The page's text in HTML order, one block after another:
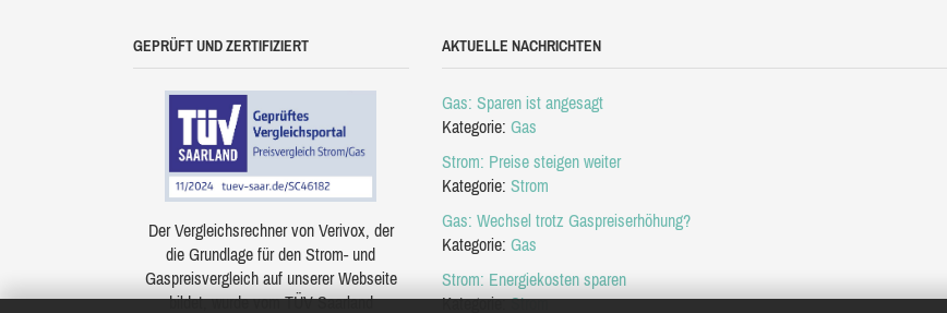
GEPRÜFT UND ZERTIFIZIERT
Der Vergleichsrechner von Verivox, der
die Grundlage für den Strom- und
Gaspreisvergleich auf unserer Webseite
bildet, wurde vom TÜV Saarland
AKTUELLE NACHRICHTEN
Gas: Sparen ist angesagt
Kategorie: Gas
Strom: Preise steigen weiter
Kategorie: Strom
Gas: Wechsel trotz Gaspreiserhöhung?
Kategorie: Gas
Strom: Energiekosten sparen
Kategorie:Strom